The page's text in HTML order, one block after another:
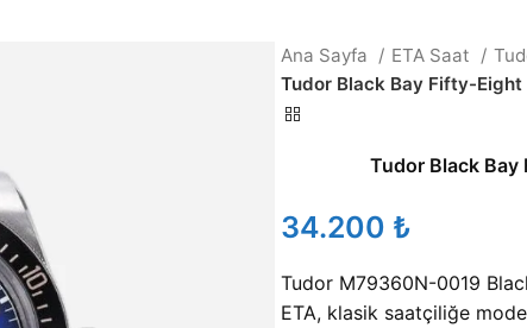
Ana Sayfa ETA Saat
Tudor Black Bay Fifty-
Tudor Black Bay
₺
Tudor M79360N-0019
ETA, klasik saatçiliğe